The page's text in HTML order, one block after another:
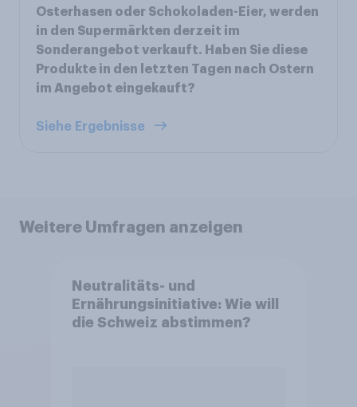
Osterhasen oder Schokoladen-Eier, werden
in den Supermärkten derzeit im
Sonderangebot verkauft. Haben Sie diese
Produkte in den letzten Tagen nach Ostern
im Angebot eingekauft?
Siehe Ergebnisse
Weitere Umfragen anzeigen
Neutralitäts- und
Ernährungsinitiative: Wie will
die Schweiz abstimmen?